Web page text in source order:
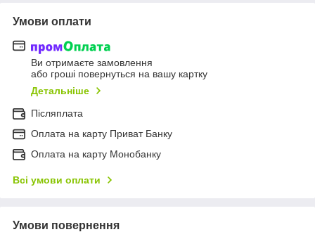
Умови оплати
Ви отримаєте замовлення
або гроші повернуться на вашу картку
Детальніше
Післяплата
Оплата на карту Приват Банку
Оплата на карту Монобанку
Всі умови оплати
Умови повернення